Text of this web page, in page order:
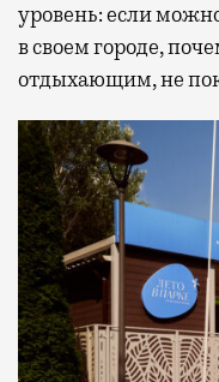
уровень: если
в своем городе,
отдыхающим, не